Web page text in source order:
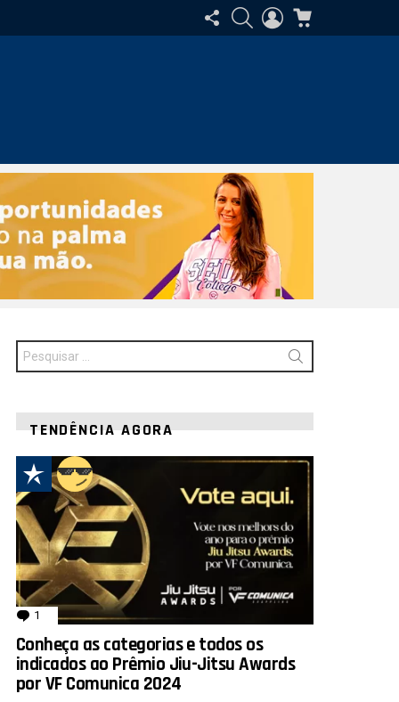
SIGA-
NOS
PESQUISAR
ENTRAR
Procurar
por:
TENDÊNCIA AGORA
1 comentário
Conheça as categorias e todos os
indicados ao Prêmio Jiu-Jitsu Awards
por VF Comunica 2024